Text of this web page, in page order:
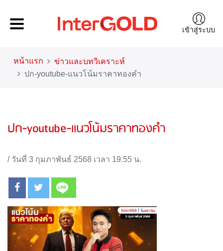
เข้าสู่ระบบ
หน้าแรก
ข่าวและบทวิเคราะห์
ปก-youtube-แนวโน้มราคาทองคำ
ปก-youtube-แนวโน้มราคาทองคำ
/ วันที่ 3 กุมภาพันธ์ 2568 เวลา 19.55 น.